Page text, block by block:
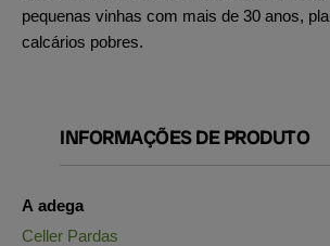
pequenas vinhas com mais de 30 anos,
calcários pobres.
INFORMAÇÕES DE PRODUTO
A adega
Celler Pardas